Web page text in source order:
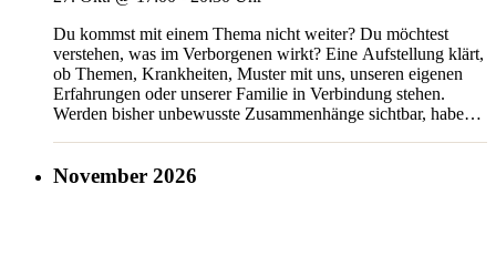
Du kommst mit einem Thema nicht weiter? Du möchtest
verstehen, was im Verborgenen wirkt? Eine Aufstellung klärt,
ob Themen, Krankheiten, Muster mit uns, unseren eigenen
Erfahrungen oder unserer Familie in Verbindung stehen.
Werden bisher unbewusste Zusammenhänge sichtbar, haben
November 2026